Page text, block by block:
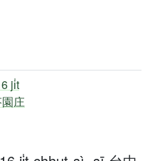
ji̍t
庄